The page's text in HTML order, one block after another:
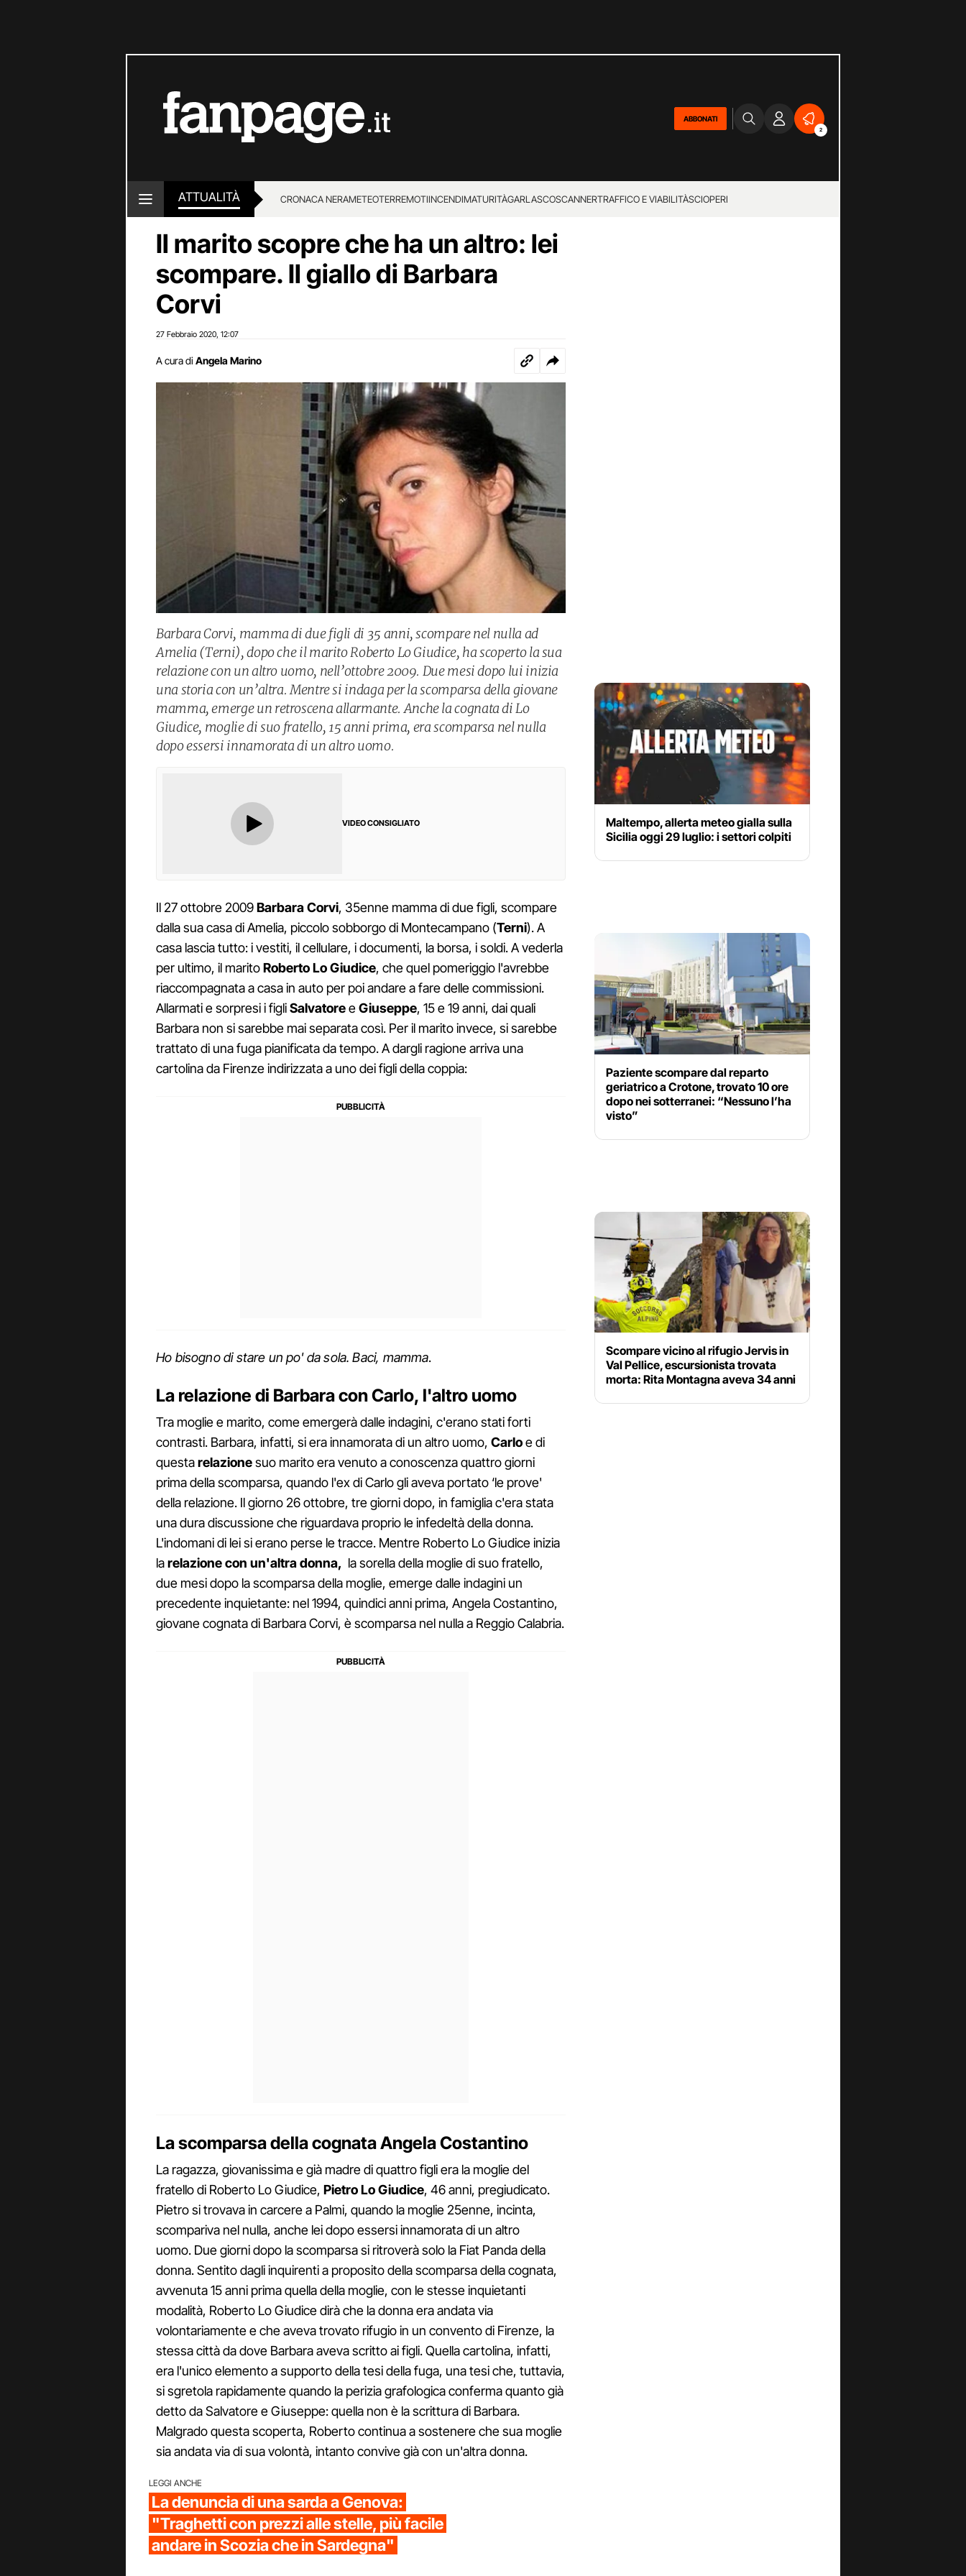
ABBONATI
2
ATTUALITÀ CRONACA NERAMETEOTERREMOTIINCENDIMATURITÀGARLASCOSCANNERTRAFFICO E VIABILITÀSCIOPERI
LOTTO E SUPERENALOTTO
Il marito scopre che ha un altro: lei
scompare. Il giallo di Barbara
Corvi
27 Febbraio 2020 12:07
A cura di Angela Marino
Barbara Corvi, mamma di due figli di 35 anni, scompare nel nulla ad
Amelia (Terni), dopo che il marito Roberto Lo Giudice, ha scoperto la sua
relazione con un altro uomo, nell’ottobre 2009. Due mesi dopo lui inizia
una storia con un’altra. Mentre si indaga per la scomparsa della giovane
mamma, emerge un retroscena allarmante. Anche la cognata di Lo
Giudice, moglie di suo fratello, 15 anni prima, era scomparsa nel nulla
dopo essersi innamorata di un altro uomo.
VIDEO CONSIGLIATO
Il 27 ottobre 2009Barbara Corvi, 35enne mamma di due figli, scompare
dalla sua casa di Amelia, piccolo sobborgo di Montecampano (Terni). A
casa lascia tutto: i vestiti, il cellulare, i documenti, la borsa, i soldi. A vederla
per ultimo, il maritoRoberto Lo Giudice, che quel pomeriggio l'avrebbe
riaccompagnata a casa in auto per poi andare a fare delle commissioni.
Allarmati e sorpresi i figliSalvatoreeGiuseppe, 15 e 19 anni, dai quali
Barbara non si sarebbe mai separata così. Per il marito invece, si sarebbe
trattato di una fuga pianificata da tempo. A dargli ragione arriva una
cartolina da Firenze indirizzata a uno dei figli della coppia:
Ho bisogno di stare un po' da sola. Baci, mamma.
La relazione di Barbara con Carlo, l'altro uomo
Tra moglie e marito, come emergerà dalle indagini, c'erano stati forti
contrasti. Barbara, infatti, si era innamorata di un altro uomo, Carloe di
questarelazionesuo marito era venuto a conoscenza quattro giorni
prima della scomparsa, quando l'ex di Carlo gli aveva portato ‘le prove'
della relazione. Il giorno 26 ottobre, tre giorni dopo, in famiglia c'era stata
una dura discussione che riguardava proprio le infedeltà della donna.
L'indomani di lei si erano perse le tracce. Mentre Roberto Lo Giudice inizia
larelazione con un'altra donna, la sorella della moglie di suo fratello,
due mesi dopo la scomparsa della moglie, emerge dalle indagini un
precedente inquietante: nel 1994, quindici anni prima, Angela Costantino,
giovane cognata di Barbara Corvi, è scomparsa nel nulla a Reggio Calabria.
La scomparsa della cognata Angela Costantino
La ragazza, giovanissima e già madre di quattro figli era la moglie del
fratello di Roberto Lo Giudice, Pietro Lo Giudice, 46 anni, pregiudicato.
Pietro si trovava in carcere a Palmi, quando la moglie 25enne, incinta,
scompariva nel nulla, anche lei dopo essersi innamorata di un altro
uomo. Due giorni dopo la scomparsa si ritroverà solo la Fiat Panda della
donna. Sentito dagli inquirenti a proposito della scomparsa della cognata,
avvenuta 15 anni prima quella della moglie, con le stesse inquietanti
modalità, Roberto Lo Giudice dirà che la donna era andata via
volontariamente e che aveva trovato rifugio in un convento di Firenze, la
stessa città da dove Barbara aveva scritto ai figli. Quella cartolina, infatti,
era l'unico elemento a supporto della tesi della fuga, una tesi che, tuttavia,
si sgretola rapidamente quando la perizia grafologica conferma quanto già
detto da Salvatore e Giuseppe: quella non è la scrittura di Barbara.
Malgrado questa scoperta, Roberto continua a sostenere che sua moglie
sia andata via di sua volontà, intanto convive già con un'altra donna.
LEGGI ANCHE
La denuncia di una sarda a Genova:
"Traghetti con prezzi alle stelle, più facile
andare in Scozia che in Sardegna"
Maltempo, allerta meteo gialla sulla
Sicilia oggi 29 luglio: i settori colpiti
Paziente scompare dal reparto
geriatrico a Crotone, trovato 10 ore
dopo nei sotterranei: “Nessuno l’ha
visto”
Scompare vicino al rifugio Jervis in
Val Pellice, escursionista trovata
morta: Rita Montagna aveva 34 anni